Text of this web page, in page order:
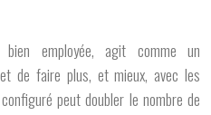
bien employée, agit comme un
de faire plus, et mieux, avec les
peut doubler le nombre de